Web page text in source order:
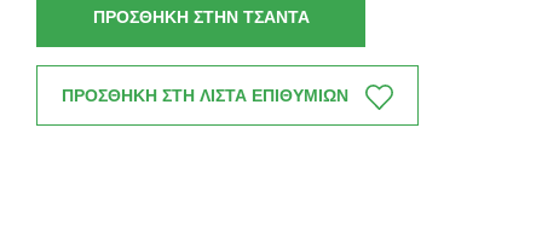
ΠΡΟΣΘΗΚΗ ΣΤΗΝ ΤΣΑΝΤΑ
ΠΡΟΣΘΗΚΗ ΣΤΗ ΛΙΣΤΑ ΕΠΙΘΥΜΙΩΝ